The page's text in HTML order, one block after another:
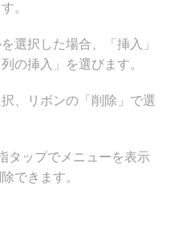
。
選択した場合、「挿入」
の挿入」を選びます。
、リボンの「削除」で選
タップでメニューを表示
できます。